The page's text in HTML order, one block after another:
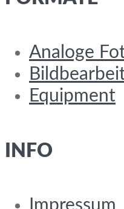
Analoge
Equipment
INFO